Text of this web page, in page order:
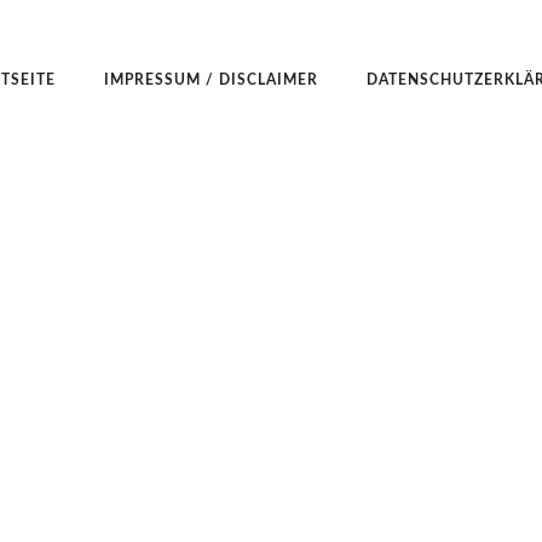
IMPRESSUM / DISCLAIMER